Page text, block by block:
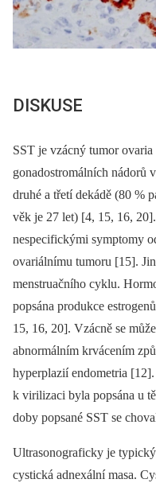
DISKUSE
SST je vzácný tumor
gonadostromálních nádorů
druhé a třetí dekádě (80 %
věk je 27 let) [4, 15, 16,
nespecifickými symptomy
ovariálnímu tumoru [15].
menstruačního cyklu.
popsána produkce
15, 16, 20]. Vzácně se
abnormálním krvácením
hyperplazií endometria
k virilizaci byla popsána u
doby popsané SST se
Ultrasonograficky je
cystická adnexální masa.